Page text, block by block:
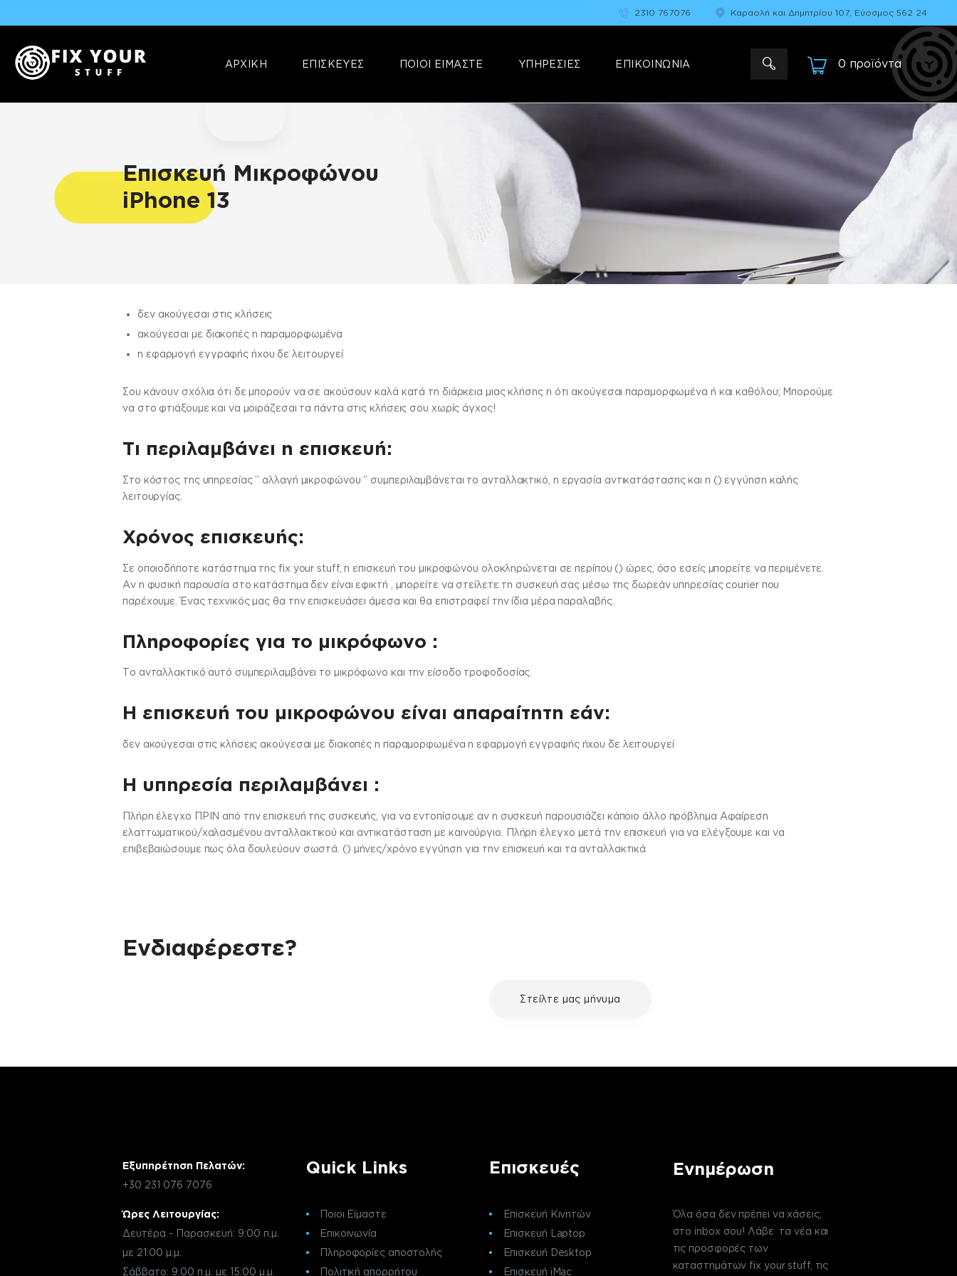
2310 767076 Καραολή και Δημητρίου 107, Εύοσμος 562 24
ΑΡΧΙΚΗ ΕΠΙΣΚΕΥΕΣ ΠΟΙΟΙ ΕΙΜΑΣΤΕ ΥΠΗΡΕΣΙΕΣ ΕΠΙΚΟΙΝΩΝΙΑ 0 προϊόντα-
Επισκευές & Πωλήσεις Ηλεκτρονικών Συσκευών &Αξεσουάρ
Επισκευή Μικροφώνου
iPhone 13
δεν ακούγεσαι στις κλήσεις
ακούγεσαι με διακοπές η παραμορφωμένα
η εφαρμογή εγγραφής ήχου δε λειτουργεί
Σου κάνουν σχόλια ότι δε μπορούν να σε ακούσουν καλά κατά τη διάρκεια μιας κλήσης η ότι ακούγεσαι παραμορφωμένα ή και καθόλου; Μπορούμε
να στο φτιάξουμε και να μοιράζεσαι τα πάντα στις κλήσεις σου χωρίς άγχος!
Τι περιλαμβάνει η επισκευή:
Στo κόστος της υπηρεσίας ” αλλαγή μικροφώνου ” συμπεριλαμβάνεται το ανταλλακτικό, η εργασία αντικατάστασης και η () εγγύηση καλής
λειτουργίας.
Χρόνος επισκευής:
Σε οποιοδήποτε κατάστημα της fix your stuff, η επισκευή του μικροφώνου ολοκληρώνεται σε περίπου () ώρες, όσο εσείς μπορείτε να περιμένετε.
Αν η φυσική παρουσία στο κατάστημα δεν είναι εφικτή , μπορείτε να στείλετε τη συσκευή σας μέσω της δωρεάν υπηρεσίας courier που
παρέχουμε. Ένας τεχνικός μας θα την επισκευάσει άμεσα και θα επιστραφεί την ίδια μέρα παραλαβής.
Πληροφορίες για το μικρόφωνο :
Το ανταλλακτικό αυτό συμπεριλαμβάνει το μικρόφωνο και την είσοδο τροφοδοσίας.
Η επισκευή του μικροφώνου είναι απαραίτητη εάν:
δεν ακούγεσαι στις κλήσεις ακούγεσαι με διακοπές η παραμορφωμένα η εφαρμογή εγγραφής ήχου δε λειτουργεί
H υπηρεσία περιλαμβάνει :
Πλήρη έλεγχο ΠΡΙΝ από την επισκευή της συσκευής, για να εντοπίσουμε αν η συσκευή παρουσιάζει κάποιο άλλο πρόβλημα Αφαίρεση
ελαττωματικού/χαλασμένου ανταλλακτικού και αντικατάσταση με καινούργιο. Πλήρη έλεγχο μετά την επισκευή για να ελέγξουμε και να
επιβεβαιώσουμε πως όλα δουλεύουν σωστά. () μήνες/χρόνο εγγύηση για την επισκευή και τα ανταλλακτικά
Ενδιαφέρεστε?
Στείλτε μας μήνυμα
Εξυπηρέτηση Πελατών:
+30 231 076 7076
Ώρες Λειτουργίας:
Δευτέρα - Παρασκευή: 9:00 π.μ.
με 21:00 μ.μ.
Σάββατο: 9:00 π.μ. με 15:00 μ.μ.
Quick Links
Ποιοι Είμαστε
Επικοινωνία
Πληροφορίες αποστολής
Πολιτική απορρήτου
Επισκευές
Επισκευή Κινητών
Επισκευή Laptop
Επισκευή Desktop
Επισκευή iMac
Ενημέρωση
Όλα όσα δεν πρέπει να χάσεις,
στο inbox σου! Λάβε τα νέα και
τις προσφορές των
καταστημάτων fix your stuff, τις